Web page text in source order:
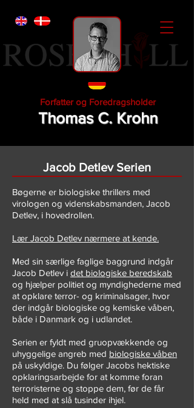
Forfatter og Foredragsholder
Thomas C. Krohn
Jacob Detlev Serien
Bøgerne er biologiske thrillers med
virologen og videnskabsmanden, Jacob
Detlev, i hovedrollen.
Lær Jacob Detlev nærmere at kende.
Med sin særlige faglige baggrund indgår
Jacob Detlev i det biologiske beredskab
og hjælper politiet og myndighederne med
at opklare terror- og kriminalsager, hvor
der indgår biologiske og kemiske våben,
både i Danmark og i udlandet.
Serien er fyldt med gruopvækkende og
uhyggelige angreb med biologiske våben
på uskyldige. Du følger Jacobs hektiske
opklaringsarbejde for at komme foran
terroristerne og stoppe dem, før de får
held med at slå tusinder ihjel.